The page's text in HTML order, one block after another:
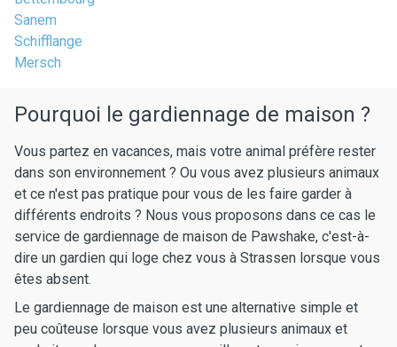
Sanem
Schifflange
Mersch
Pourquoi le gardiennage de maison ?
Vous partez en vacances, mais votre animal préfère rester
dans son environnement ? Ou vous avez plusieurs animaux
et ce n'est pas pratique pour vous de les faire garder à
différents endroits ? Nous vous proposons dans ce cas le
service de gardiennage de maison de Pawshake, c'est-à-
dire un gardien qui loge chez vous à Strassen lorsque vous
êtes absent.
Le gardiennage de maison est une alternative simple et
peu coûteuse lorsque vous avez plusieurs animaux et